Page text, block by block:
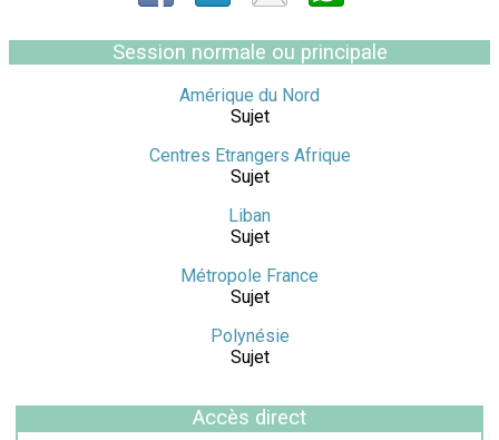
Session normale ou principale
Amérique du Nord
Sujet
Centres Etrangers Afrique
Sujet
Liban
Sujet
Métropole France
Sujet
Polynésie
Sujet
Accès direct